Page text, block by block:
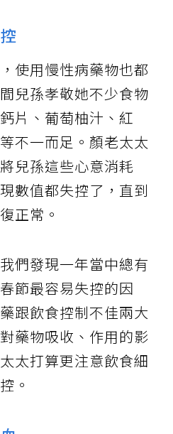
使用慢性病藥物也都
兒孫孝敬她不少食物
片、葡萄柚汁、紅
不一而足。顏老太太
兒孫這些心意消耗
數值都失控了，直到
正常。
們發現一年當中總有
節最容易失控的因
跟飲食控制不佳兩大
藥物吸收、作用的影
太打算更注意飲食細
。